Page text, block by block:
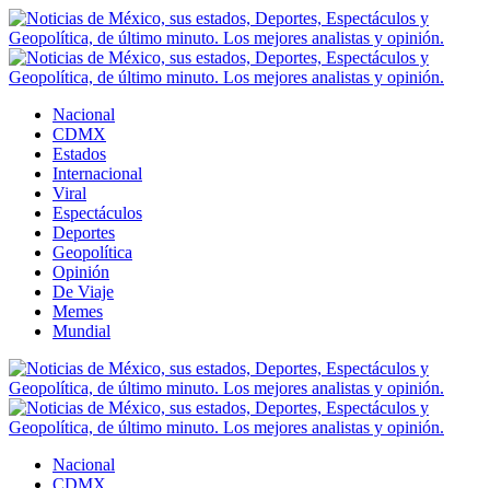
Nacional
CDMX
Estados
Internacional
Viral
Espectáculos
Deportes
Geopolítica
Opinión
De Viaje
Memes
Mundial
Nacional
CDMX